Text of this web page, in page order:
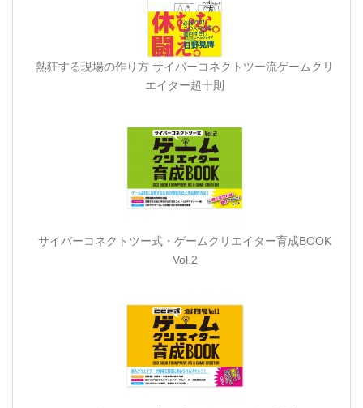
熱狂する現場の作り方 サイバーコネクトツー流ゲームクリ
エイター超十則
サイバーコネクトツー式・ゲームクリエイター育成BOOK
Vol.2